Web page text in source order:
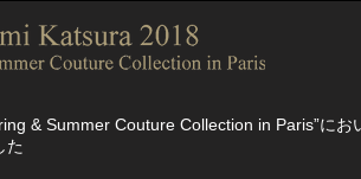
& Summer Couture Collection in Paris”にお
た